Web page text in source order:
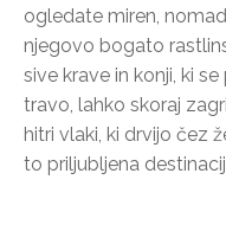
ogledate miren,
njegovo bogato
sive krave in konji, ki
travo, lahko skoraj
hitri vlaki, ki drvijo čez
to priljubljena